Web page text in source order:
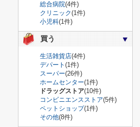
総合病院(4件)
クリニック(1件)
小児科(1件)
買う
生活雑貨店(4件)
デパート (1件)
スーパー(26件)
ホームセンター(1件)
ドラッグストア(10件)
コンビニエンスストア(5件)
ペットショップ(1件)
その他(8件)